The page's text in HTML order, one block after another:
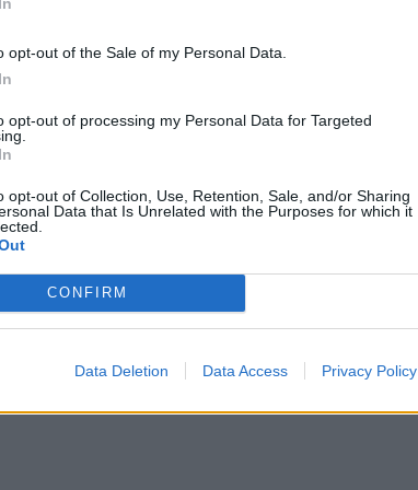
opt-out of the Sale of my Personal Data.
opt-out of processing my Personal Data for Targeted
opt-out of Collection, Use, Retention, Sale, and/or Sharing
Data that Is Unrelated with the Purposes for which it
CONFIRM
Data Deletion Data Access Privacy Policy
egy vaddisznónak. Kifejezetten sok
az állatokra nézve, olyanok is, amire
a predátorok (ragadozók) és
a már fentebb említett könnyen
is, hogy a városok mikroklímája
ingatlanok, padlások
a városban az egyes fajok
a számukra legkedvezőbb